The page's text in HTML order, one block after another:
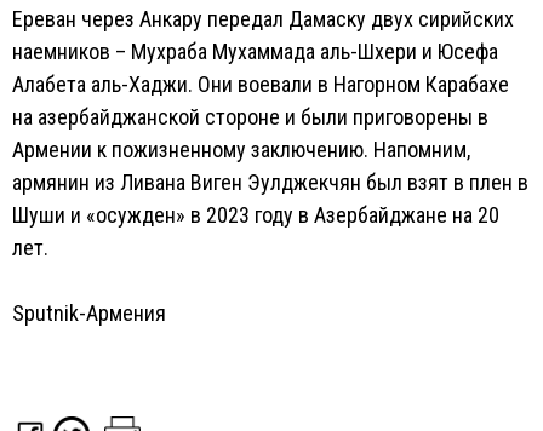
Ереван через Анкару передал Дамаску двух сирийских
наемников – Мухраба Мухаммада аль-Шхери и Юсефа
Алабета аль-Хаджи. Они воевали в Нагорном Карабахе
на азербайджанской стороне и были приговорены в
Армении к пожизненному заключению. Напомним,
армянин из Ливана Виген Эулджекчян был взят в плен в
Шуши и «осужден» в 2023 году в Азербайджане на 20
лет.
Sputnik-Армения